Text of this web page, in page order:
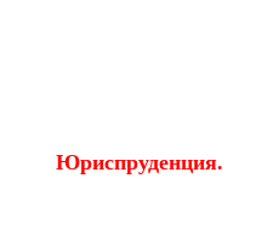
Юриспруденция.